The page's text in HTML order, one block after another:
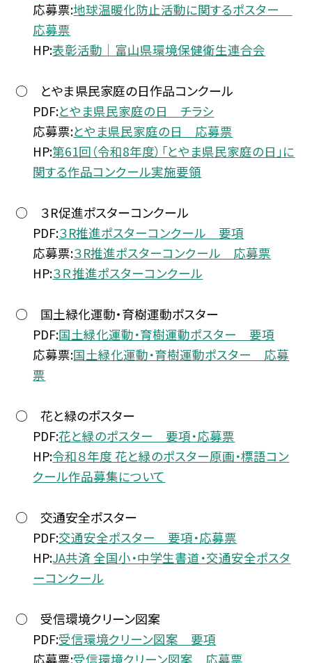
応募票:地球温暖化防止活動に関するポスター
応募票
HP:表彰活動｜富山県環境保健衛生連合会
○ とやま県民家庭の日作品コンクール
PDF:とやま県民家庭の日 チラシ
応募票:とやま県民家庭の日 応募票
HP:第61回（令和8年度）「とやま県民家庭の日」に
関する作品コンクール実施要領
○ ３R促進ポスターコンクール
PDF:３R推進ポスターコンクール 要項
応募票:３R推進ポスターコンクール 応募票
HP:３Ｒ推進ポスターコンクール
○ 国土緑化運動・育樹運動ポスター
PDF:国土緑化運動・育樹運動ポスター 要項
応募票:国土緑化運動・育樹運動ポスター 応募
票
○ 花と緑のポスター
PDF:花と緑のポスター 要項・応募票
HP:令和８年度 花と緑のポスター原画・標語コン
クール作品募集について
○ 交通安全ポスター
PDF:交通安全ポスター 要項・応募票
HP:JA共済 全国小・中学生書道・交通安全ポスタ
ーコンクール
○ 受信環境クリーン図案
PDF:受信環境クリーン図案 要項
応募票:受信環境クリーン図案 応募票